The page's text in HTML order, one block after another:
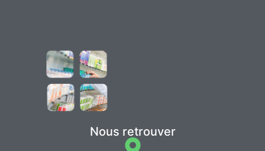
Nous retrouver